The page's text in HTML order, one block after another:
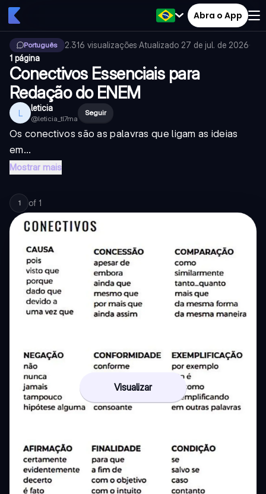
Abra o App
Português 2.316 visualizações·Atualizado 27 de jul. de 2026·
1 página
Conectivos Essenciais para
Redação do ENEM
L leticia
@leticia_tl7ma
Seguir
Os conectivos são as palavras que ligam as ideias
em...
Mostrar mais
1 of 1
Visualizar